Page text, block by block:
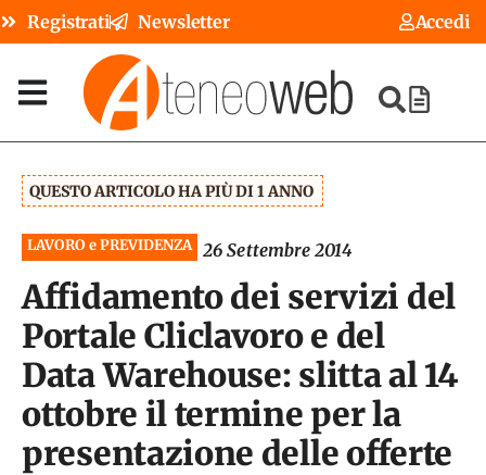
Registrati Newsletter Accedi
QUESTO ARTICOLO HA PIÙ DI 1 ANNO
LAVORO e PREVIDENZA 26 Settembre 2014
Affidamento dei servizi del
Portale Cliclavoro e del
Data Warehouse: slitta al 14
ottobre il termine per la
presentazione delle offerte